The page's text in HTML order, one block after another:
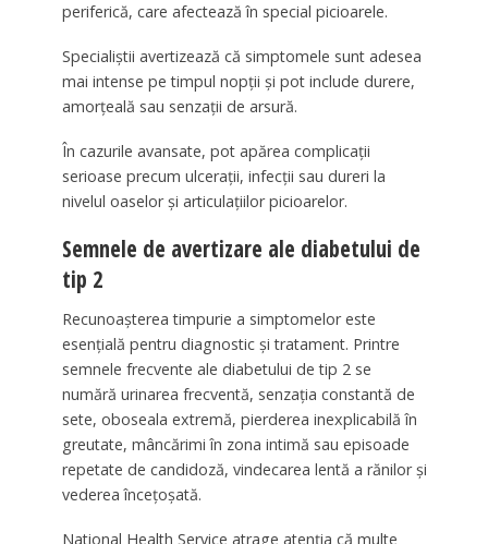
periferică, care afectează în special picioarele.
Specialiștii avertizează că simptomele sunt adesea
mai intense pe timpul nopții și pot include durere,
amorțeală sau senzații de arsură.
În cazurile avansate, pot apărea complicații
serioase precum ulcerații, infecții sau dureri la
nivelul oaselor și articulațiilor picioarelor.
Semnele de avertizare ale diabetului de
tip 2
Recunoașterea timpurie a simptomelor este
esențială pentru diagnostic și tratament. Printre
semnele frecvente ale diabetului de tip 2 se
numără urinarea frecventă, senzația constantă de
sete, oboseala extremă, pierderea inexplicabilă în
greutate, mâncărimi în zona intimă sau episoade
repetate de candidoză, vindecarea lentă a rănilor și
vederea încețoșată.
National Health Service atrage atenția că multe